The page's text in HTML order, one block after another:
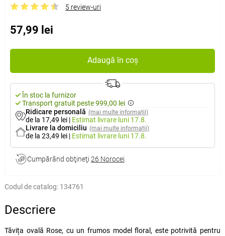
5 review-uri
57,99 lei
Adaugă în coș
În stoc la furnizor
Transport gratuit peste 999,00 lei
Ridicare personală (mai multe informații)
de la 17,49 lei | Estimat livrare luni 17.8.
Livrare la domiciliu (mai multe informații)
de la 23,49 lei | Estimat livrare luni 17.8.
Cumpărând obţineţi 26 Norocei
Codul de catalog: 134761
Descriere
Tăvița ovală Rose, cu un frumos model floral, este potrivită pentru